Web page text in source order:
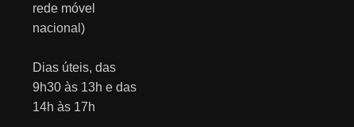
rede móvel
nacional)
Dias úteis, das
9h30 às 13h e das
14h às 17h